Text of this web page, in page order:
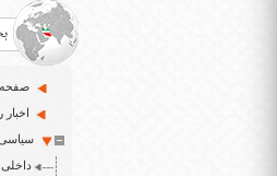
>اخبار
داخلی